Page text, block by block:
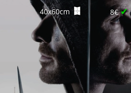
40x60cm 8€✔